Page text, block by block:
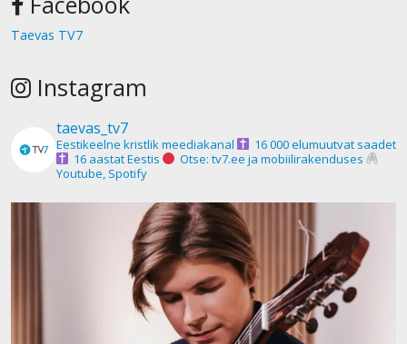
Taevas TV7
Instagram
taevas_tv7
Eestikeelne kristlik meediakanal
16 000 elumuutvat saadet
16 aastat Eestis
Otse: tv7.ee ja mobiilirakenduses
Youtube, Spotify